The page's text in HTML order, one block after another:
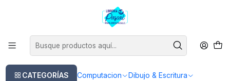
CATEGORÍAS Computacion Dibujo & Escritura
Este es el texto del slide
Tijera Profesional Ergonómica 24,5 cm Adix